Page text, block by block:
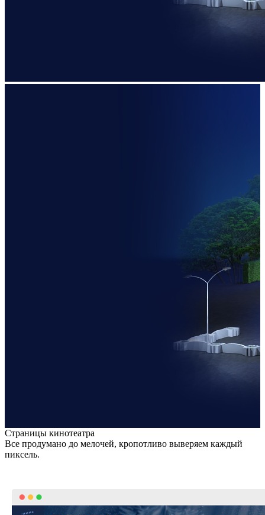
Страницы кинотеатра
Все продумано до мелочей, кропотливо выверяем каждый
пиксель.